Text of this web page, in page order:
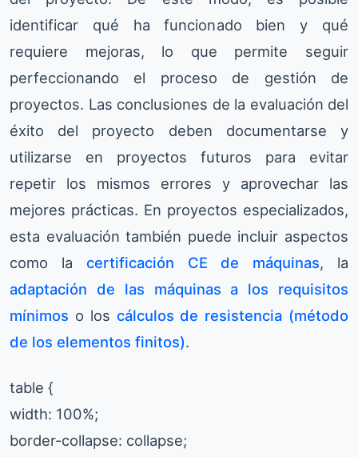
identificar qué ha funcionado bien y qué
requiere mejoras, lo que permite seguir
perfeccionando el proceso de gestión de
proyectos. Las conclusiones de la evaluación del
éxito del proyecto deben documentarse y
utilizarse en proyectos futuros para evitar
repetir los mismos errores y aprovechar las
mejores prácticas. En proyectos especializados,
esta evaluación también puede incluir aspectos
como la certificación CE de máquinas, la
adaptación de las máquinas a los requisitos
mínimos o los cálculos de resistencia (método
de los elementos finitos).
table {
width: 100%;
border-collapse: collapse;